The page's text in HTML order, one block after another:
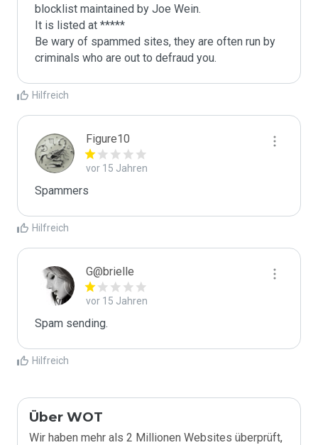
blocklist maintained by Joe Wein.
It is listed at *****
Be wary of spammed sites, they are often run by
criminals who are out to defraud you.
Hilfreich
Figure10
vor 15 Jahren
Spammers
Hilfreich
G@brielle
vor 15 Jahren
Spam sending.
Hilfreich
Über WOT
Wir haben mehr als 2 Millionen Websites überprüft,